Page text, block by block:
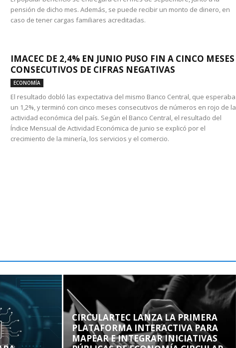
pensión de dicho mes. Además, se puede recibir un monto de dinero, en
caso de tener cargas familiares acreditadas.
IMACEC DE 2,4% EN JUNIO PUSO FIN A CINCO MESES
CONSECUTIVOS DE CIFRAS NEGATIVAS
ECONOMÍA
El resultado dobló las expectativa del mismo Banco Central, que esperaba
un 1,2%, y terminó con cinco meses consecutivos de números en rojo de la
actividad económica del país. Según el Banco Central, el resultado del
Índice Mensual de Actividad Económica de junio se explicó por el
crecimiento de la minería, los servicios y el comercio.
CIRCULARTEC LANZA LA PRIMERA
PLATAFORMA INTERACTIVA PARA
MAPEAR E INTEGRAR INICIATIVAS